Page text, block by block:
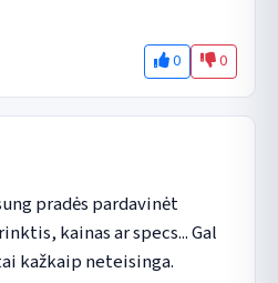
0 0
pradės pardavinėt
kainas ar specs... Gal
kažkaip neteisinga.